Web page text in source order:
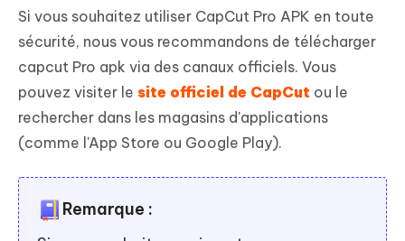
Si vous souhaitez utiliser CapCut Pro APK en toute
sécurité, nous vous recommandons de télécharger
capcut Pro apk via des canaux officiels. Vous
pouvez visiter le site officiel de CapCut ou le
rechercher dans les magasins d'applications
(comme l'App Store ou Google Play).
Remarque :